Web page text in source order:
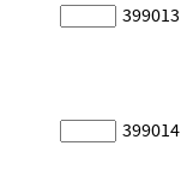
399013
399014